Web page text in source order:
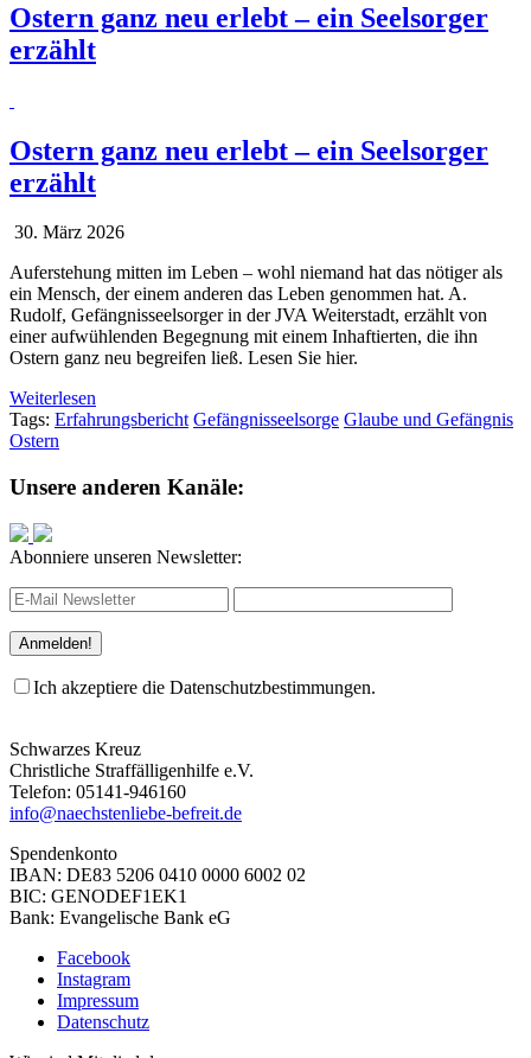
Ostern ganz neu erlebt – ein Seelsorger
erzählt
Ostern ganz neu erlebt – ein Seelsorger
erzählt
30. März 2026
Auferstehung mitten im Leben – wohl niemand hat das nötiger als
ein Mensch, der einem anderen das Leben genommen hat. A.
Rudolf, Gefängnisseelsorger in der JVA Weiterstadt, erzählt von
einer aufwühlenden Begegnung mit einem Inhaftierten, die ihn
Ostern ganz neu begreifen ließ. Lesen Sie hier.
Weiterlesen
Tags: Erfahrungsbericht Gefängnisseelsorge Glaube und Gefängnis
Ostern
Unsere anderen Kanäle:
Abonniere unseren Newsletter:
Ich akzeptiere die Datenschutzbestimmungen.
Schwarzes Kreuz
Christliche Straffälligenhilfe e.V.
Telefon: 05141-946160
info@naechstenliebe-befreit.de
Spendenkonto
IBAN: DE83 5206 0410 0000 6002 02
BIC: GENODEF1EK1
Bank: Evangelische Bank eG
Facebook
Instagram
Impressum
Datenschutz